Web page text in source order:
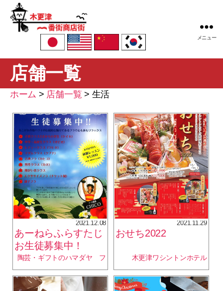
津
一
番
街
店
街
興
組
合
メニュー
店舗一覧
ホーム > 店舗一覧 > 生活
2021.12.08
あーねらふらすたじ
お生徒募集中！
陶芸・ギフトのハマダヤ フ
2021.11.29
おせち2022
木更津ワシントンホテル